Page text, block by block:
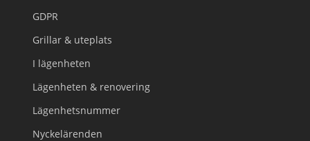
GDPR
Grillar & uteplats
I lägenheten
Lägenheten & renovering
Lägenhetsnummer
Nyckelärenden